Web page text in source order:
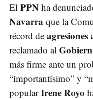
El PPN ha
Navarra que la
récord de agresiones
reclamado al
más firme ante un
“importantísimo” y
popularIrene Royo